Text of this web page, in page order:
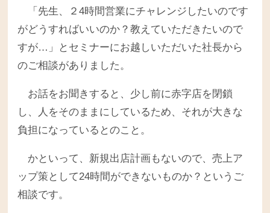
「先生、２4時間営業にチャレンジしたいのです
がどうすればいいのか？教えていただきたいので
すが…」とセミナーにお越しいただいた社長から
のご相談がありました。
お話をお聞きすると、少し前に赤字店を閉鎖
し、人をそのままにしているため、それが大きな
負担になっているとのこと。
かといって、新規出店計画もないので、売上ア
ップ策として24時間ができないものか？というご
相談です。